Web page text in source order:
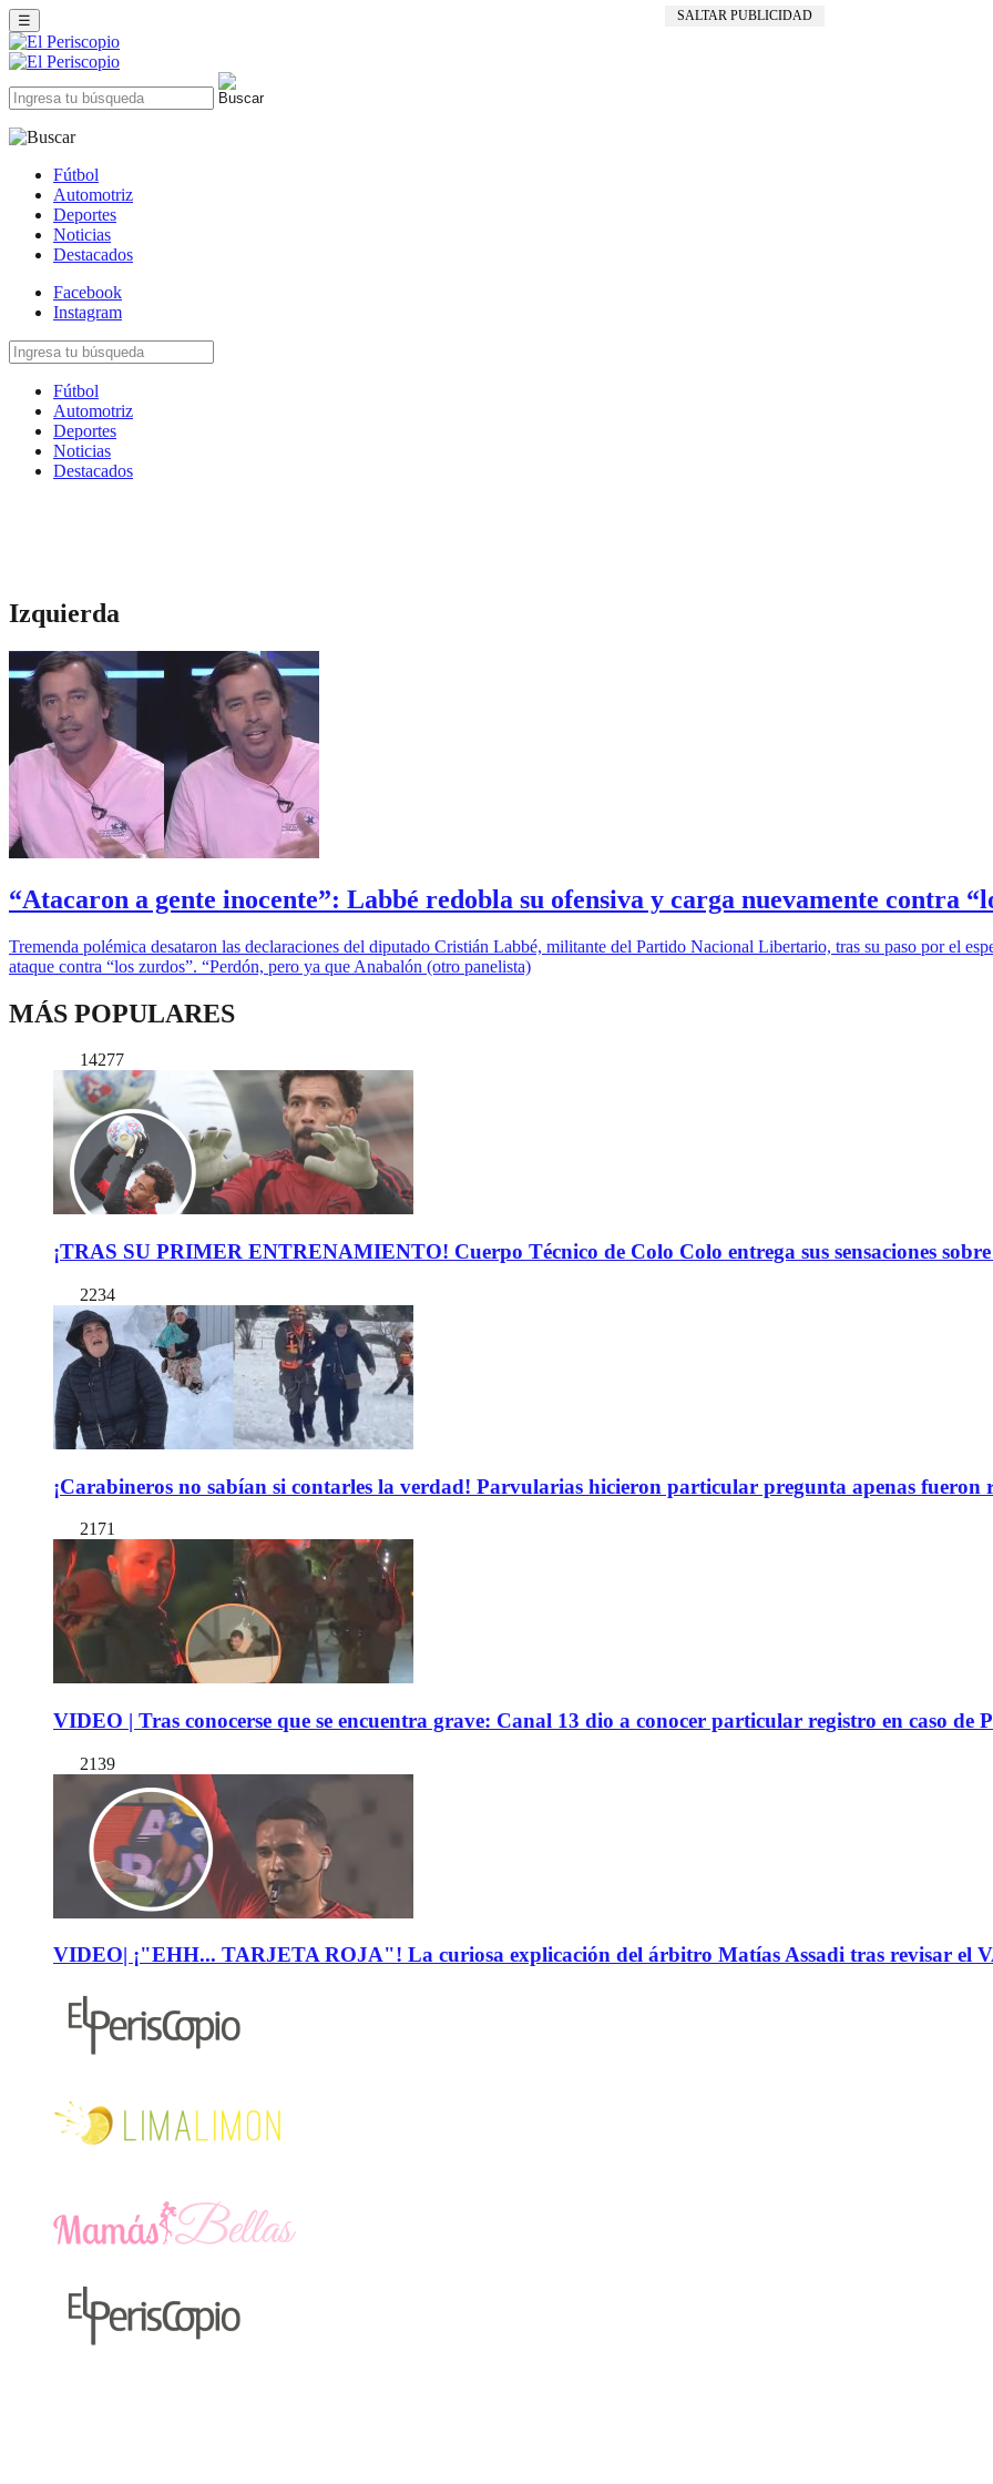
SALTAR PUBLICIDAD
☰
Fútbol
Automotriz
Deportes
Noticias
Destacados
Facebook
Instagram
Fútbol
Automotriz
Deportes
Noticias
Destacados
Izquierda
“Atacaron a gente inocente”: Labbé redobla su ofensiva y carga nuevamente contra
Tremenda polémica desataron las declaraciones del diputado Cristián Labbé, militante del Partido Nacional Libertario, tras su paso por el
ataque contra “los zurdos”. “Perdón, pero ya que Anabalón (otro panelista)
MÁS POPULARES
14277
¡TRAS SU PRIMER ENTRENAMIENTO! Cuerpo Técnico de Colo Colo entrega sus sensaciones
2234
¡Carabineros no sabían si contarles la verdad! Parvularias hicieron particular pregunta apenas fueron
2171
VIDEO | Tras conocerse que se encuentra grave: Canal 13 dio a conocer particular registro en caso de
2139
VIDEO| ¡"EHH... TARJETA ROJA"! La curiosa explicación del árbitro Matías Assadi tras revisar el